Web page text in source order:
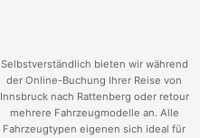
Selbstverständlich bieten wir während
der Online-Buchung Ihrer Reise von
Innsbruck nach Rattenberg oder retour
mehrere Fahrzeugmodelle an. Alle
Fahrzeugtypen eigenen sich ideal für